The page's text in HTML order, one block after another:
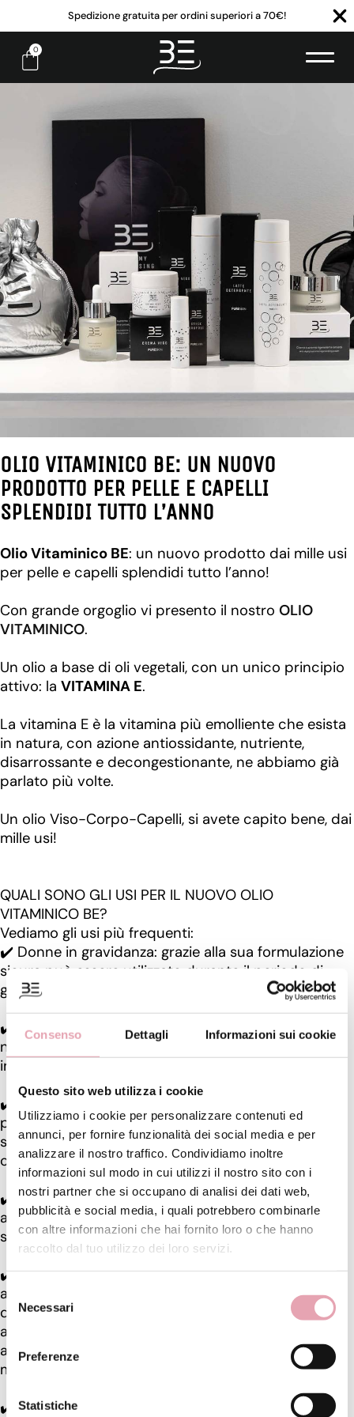
Consenso Dettagli Informazioni sui cookie
Questo sito web utilizza i cookie
Utilizziamo i cookie per personalizzare contenuti ed
annunci, per fornire funzionalità dei social media e per
analizzare il nostro traffico. Condividiamo inoltre
informazioni sul modo in cui utilizzi il nostro sito con i
nostri partner che si occupano di analisi dei dati web,
pubblicità e social media, i quali potrebbero combinarle
con altre informazioni che hai fornito loro o che hanno
raccolto dal tuo utilizzo dei loro servizi.
Selezione
del
consenso
Necessari
Preferenze
Statistiche
Spedizione gratuita per ordini superiori a 70€!
0
OLIO VITAMINICO BE: UN NUOVO
PRODOTTO PER PELLE E CAPELLI
SPLENDIDI TUTTO L’ANNO
Olio Vitaminico BE: un nuovo prodotto dai mille usi
per pelle e capelli splendidi tutto l’anno!
Con grande orgoglio vi presento il nostro OLIO
VITAMINICO.
Un olio a base di oli vegetali, con un unico principio
attivo: la VITAMINA E.
La vitamina E è la vitamina più emolliente che esista
in natura, con azione antiossidante, nutriente,
disarrossante e decongestionante, ne abbiamo già
parlato più volte.
Un olio Viso-Corpo-Capelli, si avete capito bene, dai
mille usi!
QUALI SONO GLI USI PER IL NUOVO OLIO
VITAMINICO BE?
Vediamo gli usi più frequenti:
✔️ Donne in gravidanza: grazie alla sua formulazione
sicura può essere utilizzato durante il periodo di
gestazione per mantenere elastica la pelle.
✔️Pre-Sole: applicato prima della protezione solare
nutre la pelle e la predispone a un'abbronzatura più
intensa.
✔️ Post-Sole: l’azione antiossidante agisce contro il
photoaging (invecchiamento della pelle causato dal
sole), inoltre è decongestionante e disarrossante in
caso di rossori da sole o esposizione scorretta.
✔️ Impacco Capelli: consigliamo un impacco 1 volta
a settimana prima di lavare i capelli, ve li lascerà
setosi e morbidi.
✔️ Super nutriente per la Pelle: 2 gocce mescolato
alla crema corpo/viso. Nelle pelli più secche e aride
dove la crema non è sufficiente, consigliamo di
aggiungere delle gocce di Olio vitaminico BE
all’emulsione per rendere la pelle luminosa e
morbida.
✔️ Illuminante gambe: per le sere d’estate.